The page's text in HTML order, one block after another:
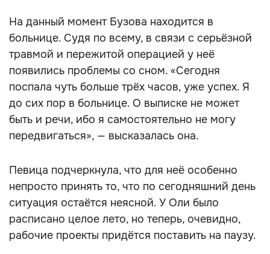
На данный момент Бузова находится в
больнице. Судя по всему, в связи с серьёзной
травмой и пережитой операцией у неё
появились проблемы со сном. «Сегодня
поспала чуть больше трёх часов, уже успех. Я
до сих пор в больнице. О выписке не может
быть и речи, ибо я самостоятельно не могу
передвигаться», — высказалась она.
Певица подчеркнула, что для неё особенно
непросто принять то, что по сегодняшний день
ситуация остаётся неясной. У Оли было
расписано целое лето, но теперь, очевидно,
рабочие проекты придётся поставить на паузу.